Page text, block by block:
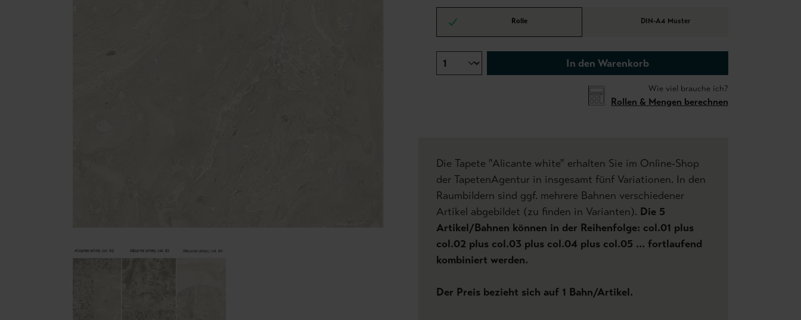
Rolle DIN-A4 Muster
In den Warenkorb
Wie viel brauche ich?
Rollen & Mengen berechnen
Die Tapete "Alicante white" erhalten Sie im Online-Shop
der TapetenAgentur in insgesamt fünf Variationen. In den
Raumbildern sind ggf. mehrere Bahnen verschiedener
Artikel abgebildet (zu finden in Varianten). Die 5
Artikel/Bahnen können in der Reihenfolge: col.01 plus
col.02 plus col.03 plus col.04 plus col.05 ... fortlaufend
kombiniert werden.
Der Preis bezieht sich auf 1 Bahn/Artikel.